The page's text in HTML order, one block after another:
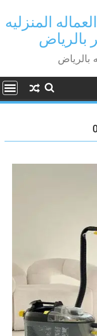
تأجير العماله المنزليه
بالرياض
بالرياض